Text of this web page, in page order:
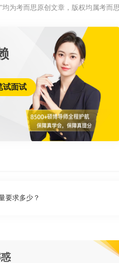
为考而思原创文章，版权均属考而
试面试
要求多少？